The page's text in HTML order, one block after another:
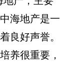
海地产是一
良好声誉。
养很重要，